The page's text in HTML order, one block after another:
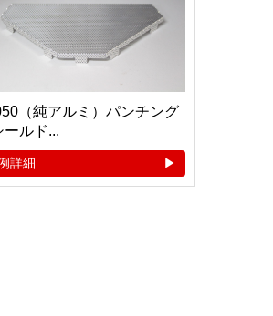
（純アルミ）パンチング
ールド...
詳細